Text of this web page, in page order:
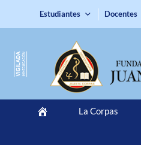
Estudiantes Docentes
La Corpas